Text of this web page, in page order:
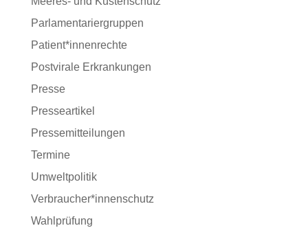
Parlamentariergruppen
Patient*innenrechte
Postvirale Erkrankungen
Presse
Presseartikel
Pressemitteilungen
Termine
Umweltpolitik
Verbraucher*innenschutz
Wahlprüfung